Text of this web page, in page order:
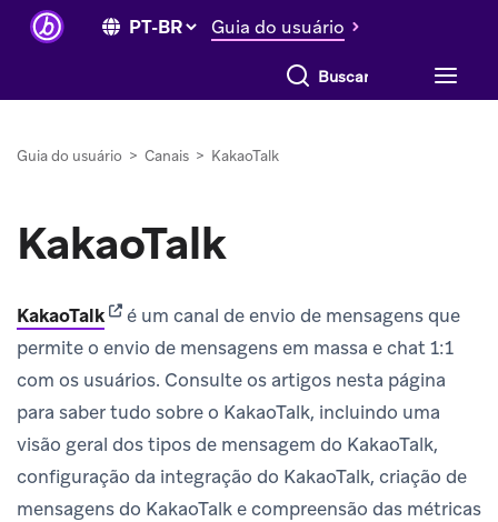
Guia do usuário
Buscar tudo
Guia do usuário > Canais > KakaoTalk
KakaoTalk
KakaoTalk(opens in new tab)
é um canal de envio de mensagens que
permite o envio de mensagens em massa e chat 1:1
com os usuários. Consulte os artigos nesta página
para saber tudo sobre o KakaoTalk, incluindo uma
visão geral dos tipos de mensagem do KakaoTalk,
configuração da integração do KakaoTalk, criação de
mensagens do KakaoTalk e compreensão das métricas